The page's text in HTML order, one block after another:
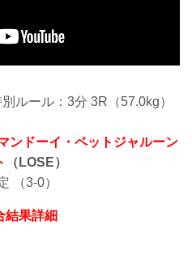
ルール：3分 3R（57.0kg）
ンドーイ・ペットジャルーン
（LOSE）
（3-0）
果詳細